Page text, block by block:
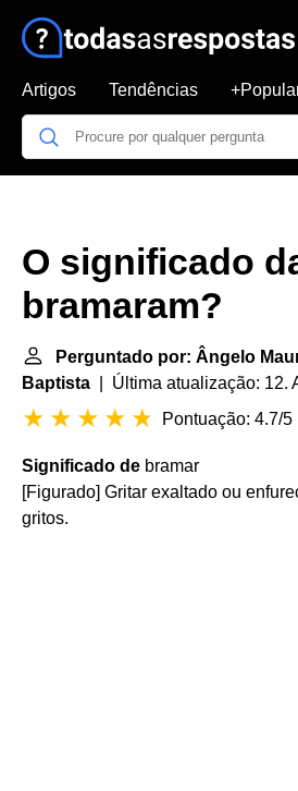
Artigos Tendências
O significado
bramaram?
Perguntado por: Ângelo
Baptista | Última atualização: 12.
Pontuação: 4.7/5
Significado de bramar
[Figurado] Gritar exaltado ou
gritos.